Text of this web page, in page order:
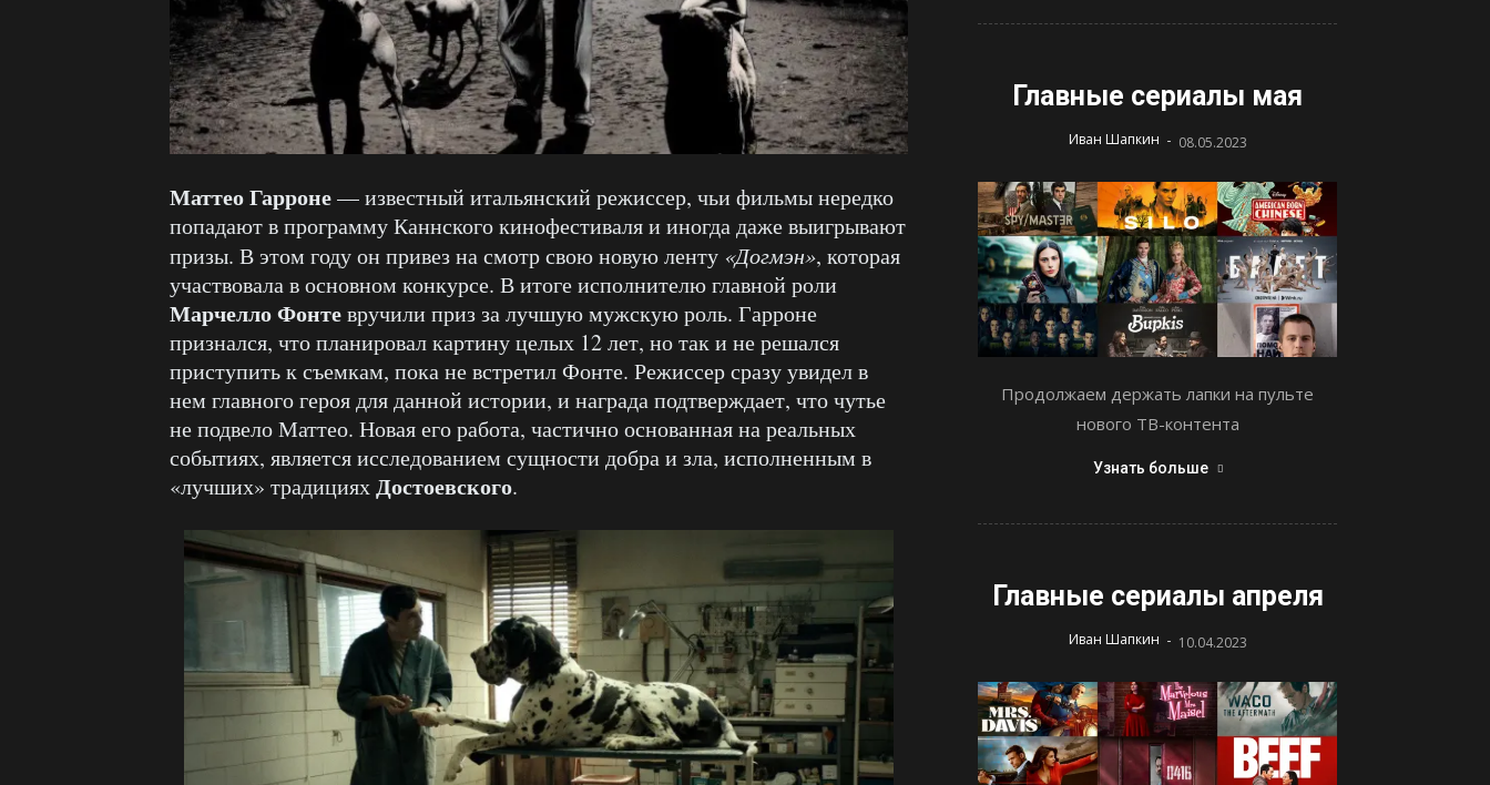
Маттео Гарроне— известный итальянский режиссер, чьи фильмы нередко
попадают в программу Каннского кинофестиваля и иногда даже выигрывают
призы. В этом году он привез на смотр свою новую ленту «Догмэн», которая
участвовала в основном конкурсе. В итоге исполнителю главной роли
Марчелло Фонтевручили приз за лучшую мужскую роль. Гарроне
признался, что планировал картину целых 12 лет, но так и не решался
приступить к съемкам, пока не встретил Фонте. Режиссер сразу увидел в
нем главного героя для данной истории, и награда подтверждает, что чутье
не подвело Маттео. Новая его работа, частично основанная на реальных
событиях, является исследованием сущности добра и зла, исполненным в
«лучших» традицияхДостоевского.
Главные сериалы мая
Иван Шапкин - 08.05.2023
Продолжаем держать лапки на пульте
нового ТВ-контента
Узнать больше
Главные сериалы апреля
Иван Шапкин - 10.04.2023